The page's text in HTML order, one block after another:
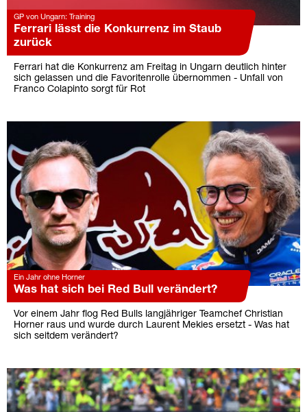
GP von Ungarn: Training
Ferrari lässt die Konkurrenz im Staub
zurück
Ferrari hat die Konkurrenz am Freitag in Ungarn deutlich hinter
sich gelassen und die Favoritenrolle übernommen - Unfall von
Franco Colapinto sorgt für Rot
Ein Jahr ohne Horner
Was hat sich bei Red Bull verändert?
Vor einem Jahr flog Red Bulls langjähriger Teamchef Christian
Horner raus und wurde durch Laurent Mekies ersetzt - Was hat
sich seitdem verändert?